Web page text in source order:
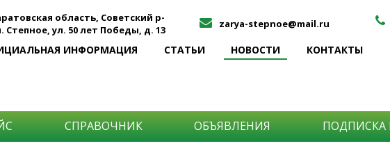
область, Советский р-
Степное, ул. 50 лет Победы, д. 13
zarya-stepnoe@mail.ru
ИНФОРМАЦИЯ СТАТЬИ НОВОСТИ КОНТАКТЫ
СПРАВОЧНИК ОБЪЯВЛЕНИЯ ПОДПИСКА